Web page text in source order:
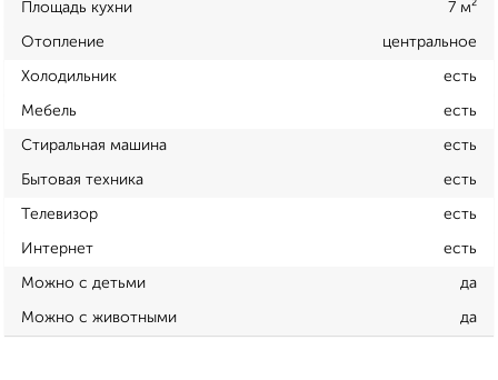
Площадь кухни 7 м²
Отопление центральное
Холодильник есть
Мебель есть
Стиральная машина есть
Бытовая техника есть
Телевизор есть
Интернет есть
Можно с детьми да
Можно с животными да